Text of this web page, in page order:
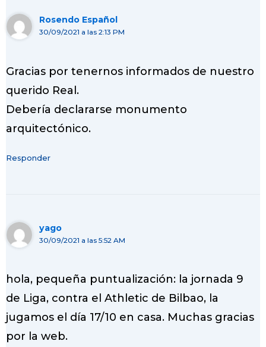
Rosendo Español
30/09/2021 a las 2:13 PM
Gracias por tenernos informados de nuestro
querido Real.
Debería declararse monumento
arquitectónico.
Responder
yago
30/09/2021 a las 5:52 AM
hola, pequeña puntualización: la jornada 9
de Liga, contra el Athletic de Bilbao, la
jugamos el día 17/10 en casa. Muchas gracias
por la web.